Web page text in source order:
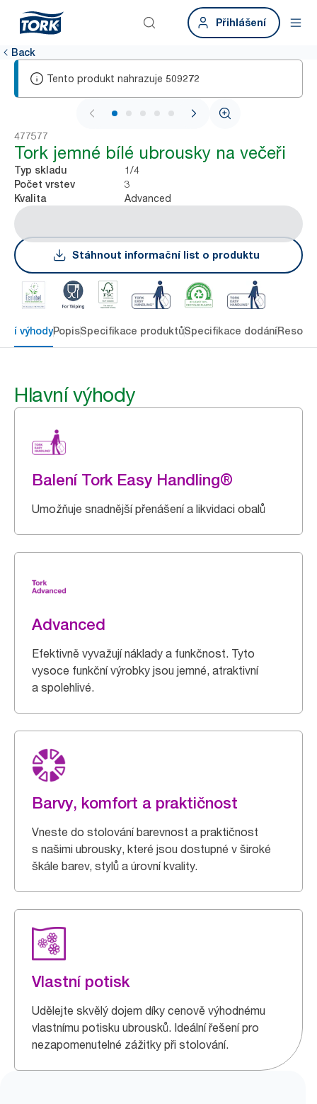
Přihlášení
Back
Tento produkt nahrazuje 509272
1 / 6
477577
Tork jemné bílé ubrousky na večeři
Typ skladu 1/4
Počet vrstev 3
Kvalita Advanced
Stáhnout informační list o produktu
výhodyPopisSpecifikace produktůSpecifikace dodání
Hlavní výhody
Balení Tork Easy Handling®
Umožňuje snadnější přenášení a likvidaci obalů
Advanced
Efektivně vyvažují náklady a funkčnost. Tyto
vysoce funkční výrobky jsou jemné, atraktivní
a spolehlivé.
Barvy, komfort a praktičnost
Vneste do stolování barevnost a praktičnost
s našimi ubrousky, které jsou dostupné v široké
škále barev, stylů a úrovní kvality.
Vlastní potisk
Udělejte skvělý dojem díky cenově výhodnému
vlastnímu potisku ubrousků. Ideální řešení pro
nezapomenutelné zážitky při stolování.